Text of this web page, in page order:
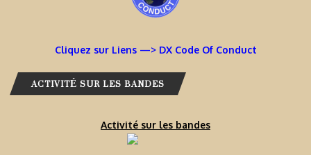
Cliquez sur Liens —> DX Code Of Conduct
ACTIVITÉ SUR LES BANDES
Activité sur les bandes